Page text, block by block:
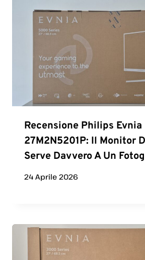
Recensione Philips Evnia
27M2N5201P: Il Monitor
Serve Davvero A Un
24 Aprile 2026